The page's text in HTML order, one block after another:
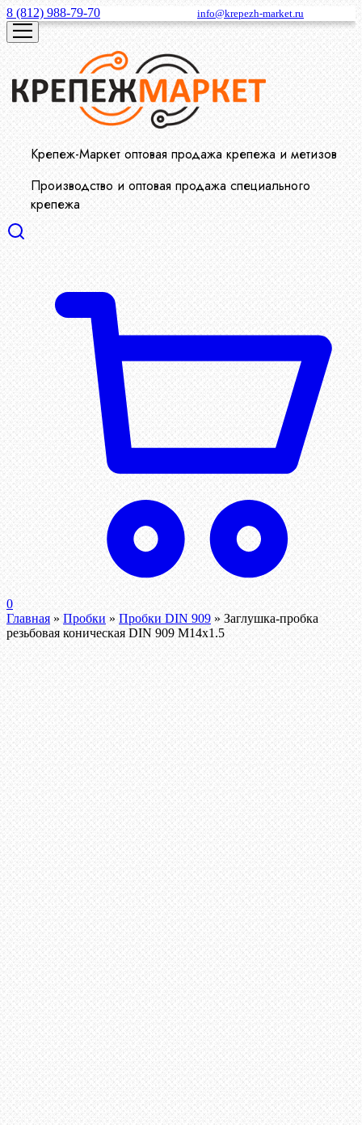
8 (812) 988-79-70 info@krepezh-market.ru
Крепеж-Маркет оптовая продажа крепежа и метизов
Производство и оптовая продажа специального
крепежа
0
Главная » Пробки » Пробки DIN 909 » Заглушка-пробка
резьбовая коническая DIN 909 М14х1.5